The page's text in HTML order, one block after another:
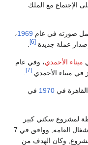
الإجتماع مع الملك
صورته في عام 1969،
عملة جديدة [6]
ميناء الأحمدي، وفي عام
ميناء الأحمدي [7]
في 1970 في
لمشروع سكني كبير
يسع ل4000 وحدة سكنية من قبل وزارة الأشغال العامة, ووافق في 7
المشروع, وكان الهدف من